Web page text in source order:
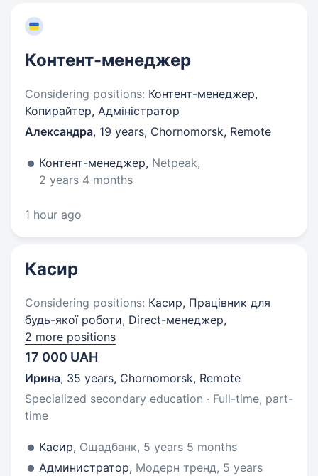
Контент-менеджер
Considering positions: Контент-менеджер,
Копирайтер, Адміністратор
Александра, 19 years, Chornomorsk, Remote
Контент-менеджер, Netpeak,
2 years 4 months
1 hour ago
Касир
Considering positions: Касир, Працівник для
будь-якої роботи, Direct-менеджер,
2 more positions
17 000 UAH
Ирина, 35 years, Chornomorsk, Remote
Specialized secondary education · Full-time, part-
time
Касир, Ощадбанк, 5 years 5 months
Администратор, Модерн тренд, 5 years